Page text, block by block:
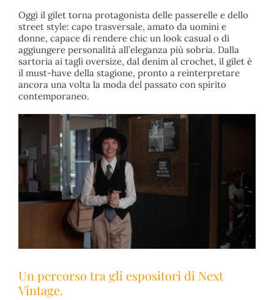
Oggi il gilet torna protagonista delle passerelle e dello
street style: capo trasversale, amato da uomini e
donne, capace di rendere chic un look casual o di
aggiungere personalità all’eleganza più sobria. Dalla
sartoria ai tagli oversize, dal denim al crochet, il gilet è
il must-have della stagione, pronto a reinterpretare
ancora una volta la moda del passato con spirito
contemporaneo.
Un percorso tra gli espositori di Next
Vintage.